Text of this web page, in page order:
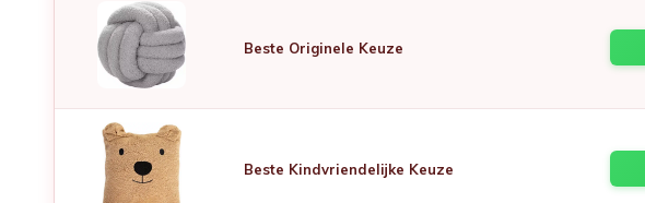
Beste Originele Keuze
Beste Kindvriendelijke Keuze